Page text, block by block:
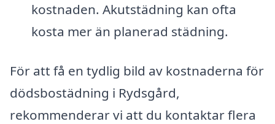
kostnaden. Akutstädning kan ofta
kosta mer än planerad städning.
För att få en tydlig bild av kostnaderna för
dödsbostädning i Rydsgård,
rekommenderar vi att du kontaktar flera